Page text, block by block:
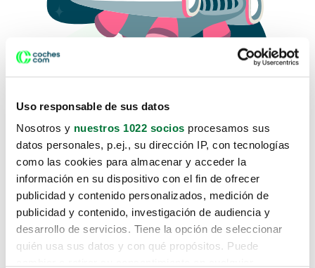
Uso responsable de sus datos
Nosotros y nuestros 1022 socios procesamos sus
datos personales, p.ej., su dirección IP, con tecnologías
como las cookies para almacenar y acceder la
información en su dispositivo con el fin de ofrecer
publicidad y contenido personalizados, medición de
publicidad y contenido, investigación de audiencia y
desarrollo de servicios. Tiene la opción de seleccionar
quién usa sus datos y con qué propósitos. Puede
Lo sentimos, no sabemos como
te hemos traido hasta aquí.
Pero puedes encontrar el coche que estás
buscando en alguno de estos enlaces: